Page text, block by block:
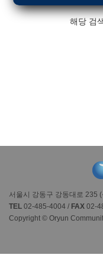
해당 검
서울시 강동구 강동대로 235
TEL 02-485-4004 / FAX 02-
Copyright © Oryun